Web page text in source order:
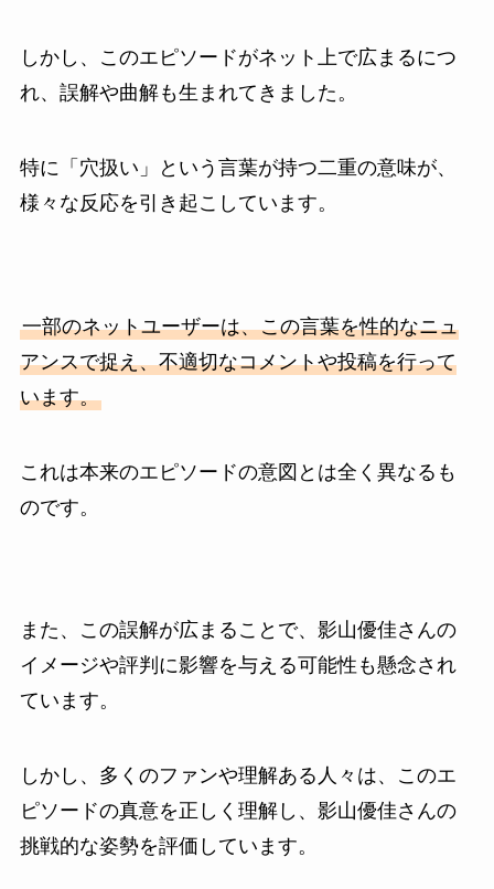
しかし、このエピソードがネット上で広まるにつ
れ、誤解や曲解も生まれてきました。
特に「穴扱い」という言葉が持つ二重の意味が、
様々な反応を引き起こしています。
一部のネットユーザーは、この言葉を性的なニュ
アンスで捉え、不適切なコメントや投稿を行って
います。
これは本来のエピソードの意図とは全く異なるも
のです。
また、この誤解が広まることで、影山優佳さんの
イメージや評判に影響を与える可能性も懸念され
ています。
しかし、多くのファンや理解ある人々は、このエ
ピソードの真意を正しく理解し、影山優佳さんの
挑戦的な姿勢を評価しています。